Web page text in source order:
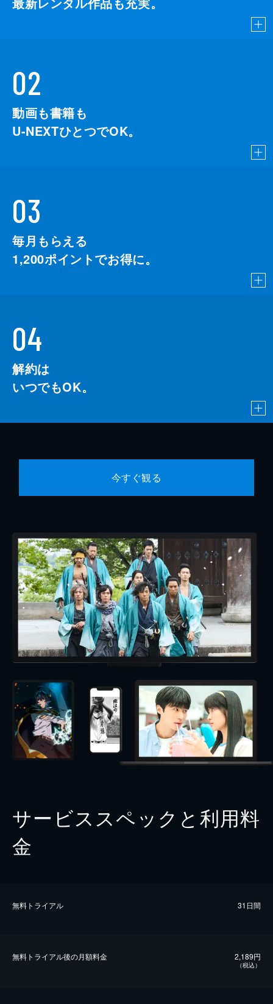
02
動画も書籍も
U-NEXTひとつでOK。
03
毎月もらえる
1,200ポイントでお得に。
04
解約は
いつでもOK。
今すぐ観る
サービススペックと利用料
金
無料トライアル 31日間
無料トライアル後の⽉額料金 2,189円
（税込）